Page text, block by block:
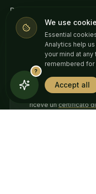
Referti di laboratorio
Legislazione CBD
Tutti i prodotti testati
riceve un certificato
We use
Essential
Analytics help
your mind at
remembered for
Accept all
?